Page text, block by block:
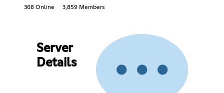
368 Online 3,859 Members
Server
Details